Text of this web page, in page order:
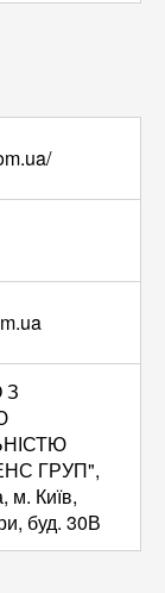
З
ГРУП",
м. Київ,
буд. 30В